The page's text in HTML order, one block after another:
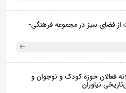
فضای سبز در مجموعه فرهنگی-
فعالان حوزه کودک و نوجوان و
نیاوران